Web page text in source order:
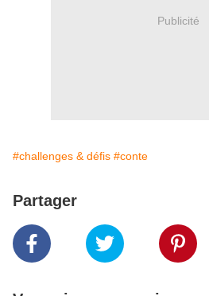
Publicité
#challenges & défis #conte
Partager